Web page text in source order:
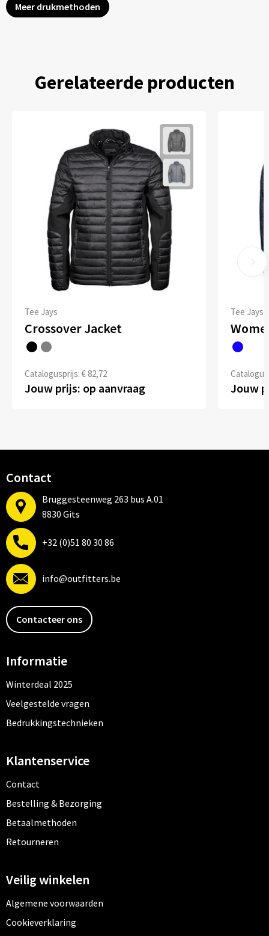
Meer drukmethoden
Gerelateerde producten
Tee Jays
Crossover Jacket
Catalogusprijs: € 82,72
Jouw prijs: op aanvraag
Tee Jays
Jouw
Contact
Bruggesteenweg 263 bus A.01
8830 Gits
+32 (0)51 80 30 86
info@outfitters.be
Contacteer ons
Informatie
Winterdeal 2025
Veelgestelde vragen
Bedrukkingstechnieken
Klantenservice
Contact
Bestelling & Bezorging
Betaalmethoden
Retourneren
Veilig winkelen
Algemene voorwaarden
Cookieverklaring